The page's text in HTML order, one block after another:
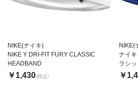
NIKE(ナイキ)
NIKE Y DRI-FIT FURY CLASSIC
HEADBAND
￥1,430(税込)
NIKE(
ナイ
ラシ
￥